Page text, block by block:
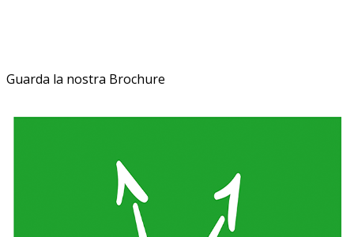
Guarda la nostra Brochure